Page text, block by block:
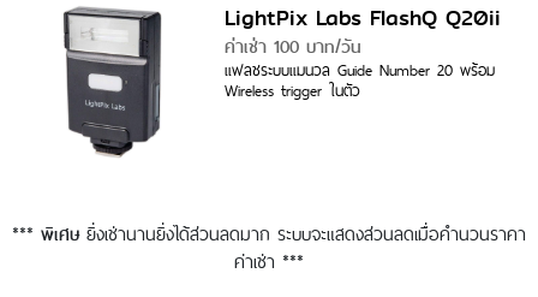
LightPix Labs FlashQ Q20ii
ค่าเช่า 100 บาท/วัน
แฟลชระบบแมนวล Guide Number 20 พร้อม
Wireless trigger ในตัว
*** พิเศษยิ่งเช่านานยิ่งได้ส่วนลดมาก ระบบจะแสดงส่วนลดเมื่อคำนวนราคา
ค่าเช่า ***